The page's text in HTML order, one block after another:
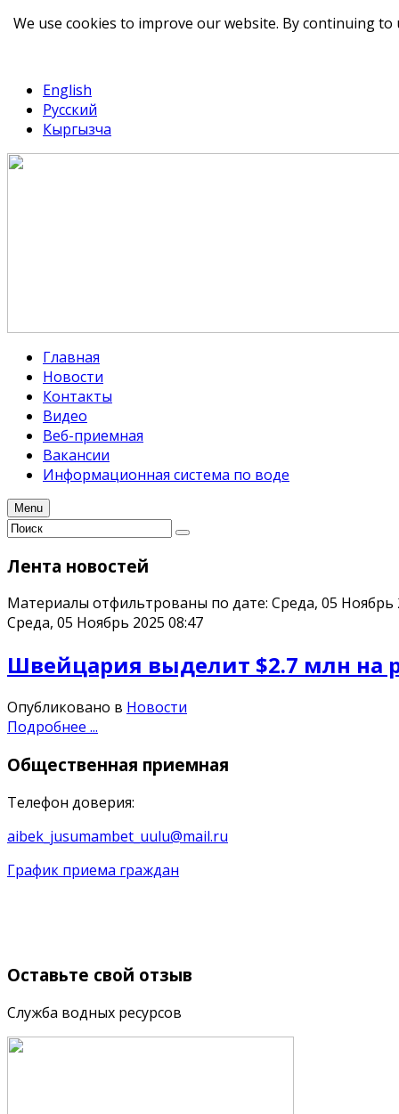
English
Русский
Кыргызча
Главная
Новости
Контакты
Видео
Веб-приемная
Вакансии
Информационная система по воде
Menu
Лента новостей
Материалы отфильтрованы по дате: Среда, 05 Ноябрь
Среда, 05 Ноябрь 2025 08:47
Швейцария выделит $2.7 млн на
Опубликовано в Новости
Подробнее ...
Общественная приемная
Телефон доверия:
aibek_jusumambet_uulu@mail.ru
График приема граждан
Оставьте свой отзыв
Служба водных ресурсов
We use cookies to improve our website. By continuing